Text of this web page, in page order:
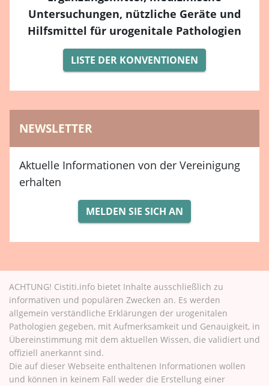
Untersuchungen, nützliche Geräte und
Hilfsmittel für urogenitale Pathologien
LISTE DER KONVENTIONEN
NEWSLETTER
Aktuelle Informationen von der Vereinigung
erhalten
MELDEN SIE SICH AN
ACHTUNG! Cistiti.info bietet Inhalte ausschließlich zu
informativen und populären Zwecken an. Es werden
allgemein verständliche Erklärungen der urogenitalen
Pathologien gegeben, mit Aufmerksamkeit und Genauigkeit, in
Übereinstimmung mit dem aktuellen Wissen, die validiert und
offiziell anerkannt sind.
Die auf dieser Webseite enthaltenen Informationen wollen
und können in keinem Fall weder die Erstellung einer